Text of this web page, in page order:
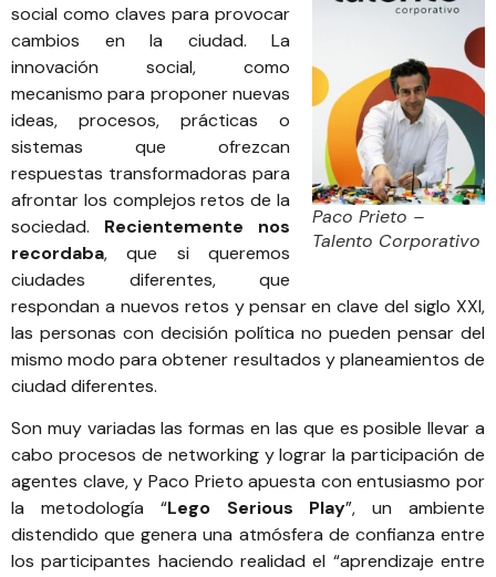
Paco Prieto –
Talento Corporativo
social como claves para provocar
cambios en la ciudad. La
innovación social, como
mecanismo para proponer nuevas
ideas, procesos, prácticas o
sistemas que ofrezcan
respuestas transformadoras para
afrontar los complejos retos de la
sociedad. Recientemente nos
recordaba, que si queremos
ciudades diferentes, que
respondan a nuevos retos y pensar en clave del siglo XXI,
las personas con decisión política no pueden pensar del
mismo modo para obtener resultados y planeamientos de
ciudad diferentes.
Son muy variadas las formas en las que es posible llevar a
cabo procesos de networking y lograr la participación de
agentes clave, y Paco Prieto apuesta con entusiasmo por
la metodología “Lego Serious Play”, un ambiente
distendido que genera una atmósfera de confianza entre
los participantes haciendo realidad el “aprendizaje entre